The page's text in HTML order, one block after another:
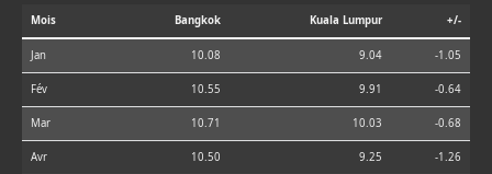
Mois Bangkok Kuala Lumpur +/-
Jan 10.08 9.04 -1.05
Fév 10.55 9.91 -0.64
Mar 10.71 10.03 -0.68
Avr 10.50 9.25 -1.26